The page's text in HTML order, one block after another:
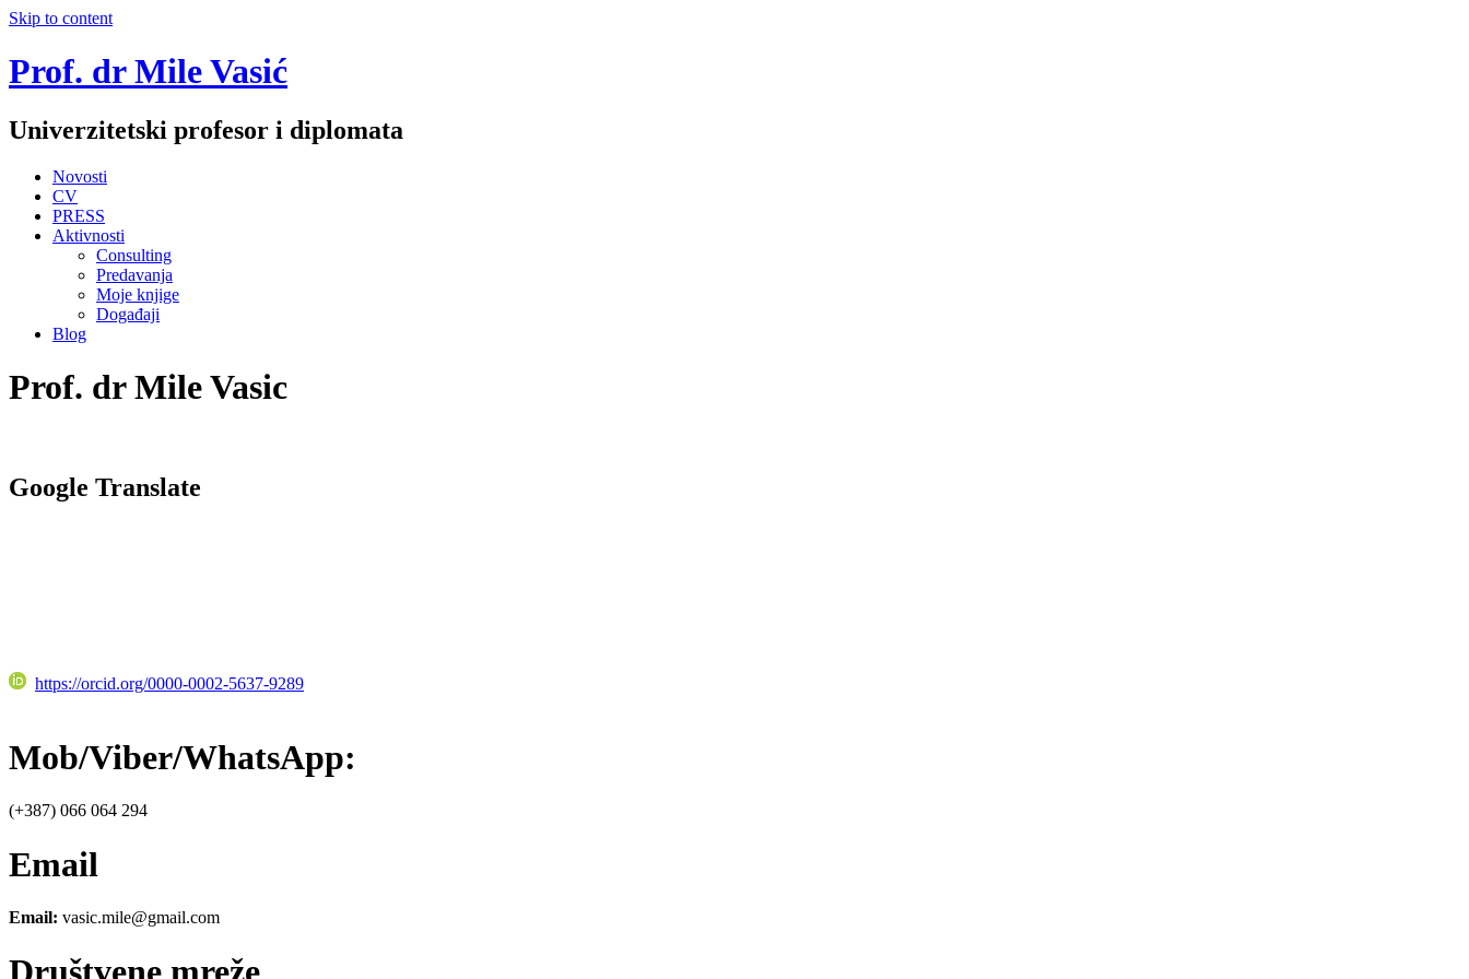
Skip to content
Prof. dr Mile Vasić
Univerzitetski profesor i diplomata
Novosti
CV
PRESS
Aktivnosti
Consulting
Predavanja
Moje knjige
Događaji
Blog
Prof. dr Mile Vasic
Google Translate
https://orcid.org/0000-0002-5637-9289
Mob/Viber/WhatsApp:
(+387) 066 064 294
Email
Email: vasic.mile@gmail.com
Društvene mreže